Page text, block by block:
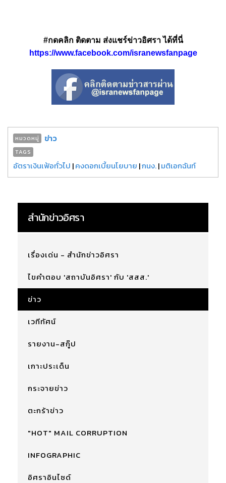
#กดคลิก ติดตาม ส่งแชร์ข่าวอิศรา ได้ที่นี่
https://www.facebook.com/isranewsfanpage
หมวดหมู่ ข่าว
TAGS
อัตราเงินเฟ้อทั่วไป |คงดอกเบี้ยนโยบาย |กนง.|มติเอกฉันท์
สำนักข่าวอิศรา
เรื่องเด่น - สำนักข่าวอิศรา
ไขคำตอบ 'สถาบันอิศรา' กับ 'สสส.'
ข่าว
เวทีทัศน์
รายงาน-สกู๊ป
เกาะประเด็น
กระจายข่าว
ตะกร้าข่าว
"HOT" MAIL CORRUPTION
INFOGRAPHIC
อิศราอินไซด์